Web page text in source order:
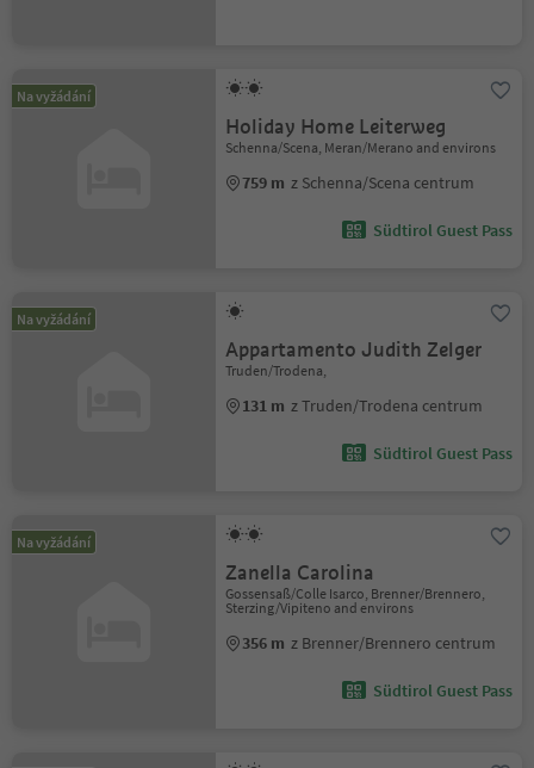
Na vyžádání
Holiday Home Leiterweg
Schenna/Scena, Meran/Merano and environs
759 m z Schenna/Scena centrum
Südtirol Guest Pass
Na vyžádání
Appartamento Judith Zelger
Truden/Trodena,
131 m z Truden/Trodena centrum
Südtirol Guest Pass
Na vyžádání
Zanella Carolina
Gossensaß/Colle Isarco, Brenner/Brennero,
Sterzing/Vipiteno and environs
356 m z Brenner/Brennero centrum
Südtirol Guest Pass